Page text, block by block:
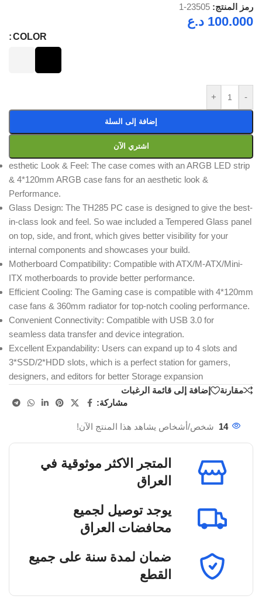
رمز المنتج: 23505-1
100.000 د.ع
COLOR
-
+
إضافة إلى السلة
اشتري الآن
esthetic Look & Feel: The case comes with an ARGB LED strip
& 4*120mm ARGB case fans for an aesthetic look &
Performance.
Glass Design: The TH285 PC case is designed to give the best-
in-class look and feel. So wae included a Tempered Glass panel
on top, side, and front, which gives better visibility for your
internal components and showcases your build.
Motherboard Compatibility: Compatible with ATX/M-ATX/Mini-
ITX motherboards to provide better performance.
Efficient Cooling: The Gaming case is compatible with 4*120mm
case fans & 360mm radiator for top-notch cooling performance.
Convenient Connectivity: Compatible with USB 3.0 for
seamless data transfer and device integration.
Excellent Expandability: Users can expand up to 4 slots and
3*SSD/2*HDD slots, which is a perfect station for gamers,
designers, and editors for better Storage expansion
مقارنة
إضافة إلى قائمة الرغبات
مشاركة:
14 شخص/أشخاص يشاهد هذا المنتج الآن!
المتجر الاكثر موثوقية في
العراق
يوجد توصيل لجميع
محافضات العراق
ضمان لمدة سنة على جميع
القطع